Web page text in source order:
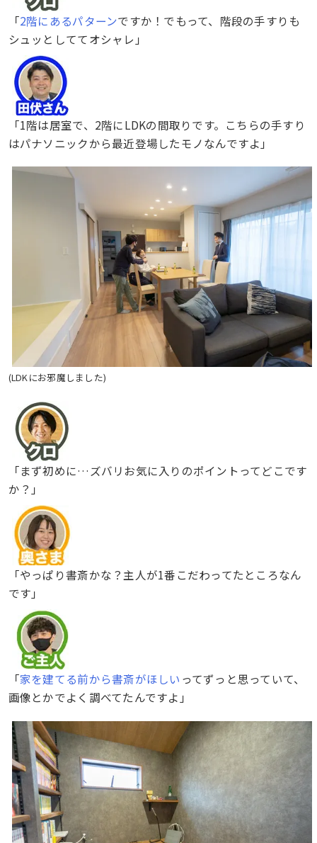
「2階にあるパターンですか！でもって、階段の手すりも
シュッとしててオシャレ」
「1階は居室で、2階にLDKの間取りです。こちらの手すり
はパナソニックから最近登場したモノなんですよ」
(LDKにお邪魔しました)
「まず初めに…ズバリお気に入りのポイントってどこです
か？」
「やっぱり書斎かな？主人が1番こだわってたところなん
です」
「家を建てる前から書斎がほしい ってずっと思っていて、
画像とかでよく調べてたんですよ」